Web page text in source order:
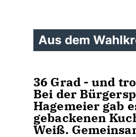
Aus dem
36 Grad - und
Bei der
Hagemeier gab
gebackenen
Weiß.